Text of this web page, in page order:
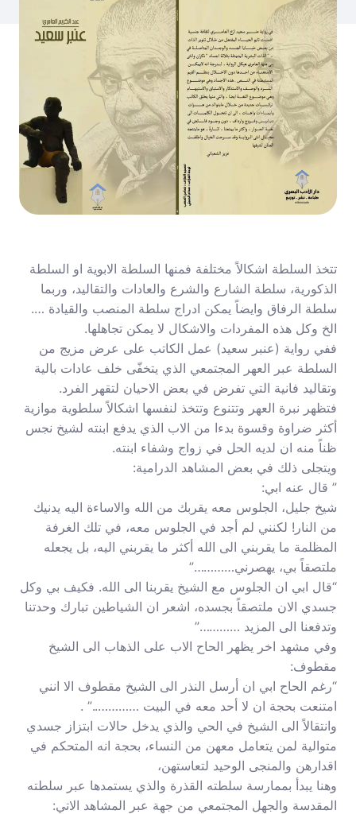
تتخذ السلطة اشكالاً مختلفة فمنها السلطة الابوية او السلطة
الذكورية، سلطة الشارع والشرع والعادات والتقاليد، وربما
سلطة الرفاق وايضاً يمكن ادراج سلطة المنصب والقيادة ….
الخ وكل هذه المفردات والاشكال لا يمكن تجاهلها.
ففي رواية (عنبر سعيد) عمل الكاتب على عرض مزيج من
السلطة عبر العهر المجتمعي الذي يتخفّى خلف عادات بالية
وتقاليد فانية التي تفرض في بعض الاحيان لتقهر الفرد.
فتظهر نبرة العهر وتتنوع وتتخذ لنفسها اشكالاً سلطوية موازية
أكثر ضراوة وقسوة بدءا من الاب الذي يدفع ابنته لشيخ نجس
ظناً منه ان لديه الحل في زواج وشفاء ابنته.
ويتجلى ذلك في بعض المشاهد الدرامية:
” قال عنه ابي:
شيخ جليل، الجلوس معه يقربك من الله والاساءة اليه يدنيك
من النار! لكنني لم أجد في الجلوس معه، في تلك الغرفة
المظلمة ما يقربني الى الله أكثر ما يقربني اليه، بل يجعله
ملتصقاً بي، يهصرني…………”
“قال ابي ان الجلوس مع الشيخ يقربنا الى الله. فكيف بي وكل
جسدي الان ملتصقاً بجسده، اشعر ان الشياطين تبارك وحدتنا
وتدفعنا الى المزيد …………”
وفي مشهد اخر يظهر الحاح الاب على الذهاب الى الشيخ
مقطوف:
“رغم الحاح ابي ان أرسل النذر الى الشيخ مقطوف الا انني
امتنعت بحجة ان لا أحد معه في البيت …………..” .
وانتقالاً الى الشيخ في الحي والذي يدخل حالات ابتزاز جسدي
متوالية لمن يتعامل معهن من النساء، بحجة انه المتحكم في
اقدارهن والمنجى الوحيد لتعاستهن،
وهنا يبدأ بممارسة سلطته القذرة والذي يستمدها عبر سلطته
المقدسة والجهل المجتمعي من جهة عبر المشاهد الاتي: